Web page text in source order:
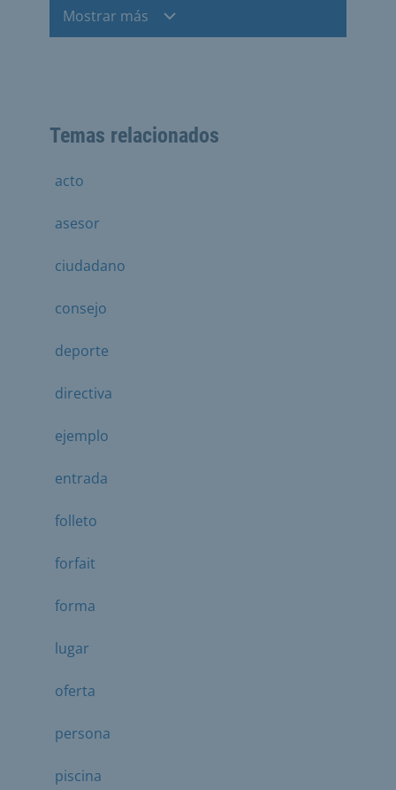
Mostrar más
Temas relacionados
acto
asesor
ciudadano
consejo
deporte
directiva
ejemplo
entrada
folleto
forfait
forma
lugar
oferta
persona
piscina